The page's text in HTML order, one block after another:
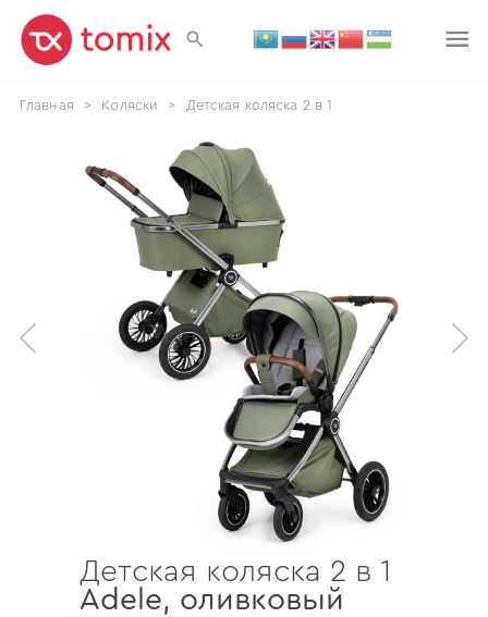
Главная > Коляски > Детская коляска 2 в 1
Детская коляска 2 в 1
Adele, оливковый